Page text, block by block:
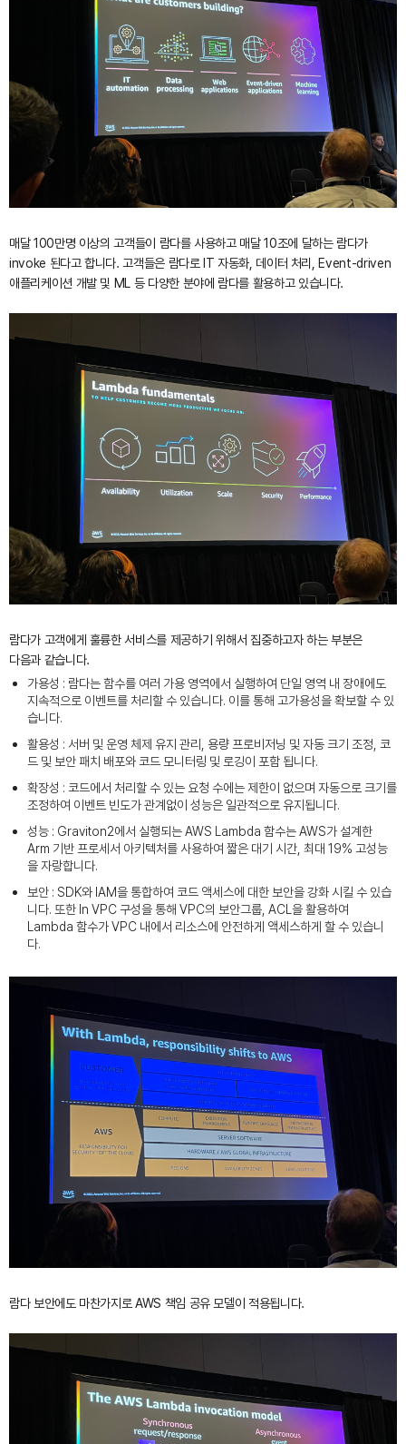
매달 100만명 이상의 고객들이 람다를 사용하고 매달 10조에 달하는 람다가
invoke 된다고 합니다. 고객들은 람다로 IT 자동화, 데이터 처리, Event-driven
애플리케이션 개발 및 ML 등 다양한 분야에 람다를 활용하고 있습니다.
람다가 고객에게 훌륭한 서비스를 제공하기 위해서 집중하고자 하는 부분은
다음과 같습니다.
가용성 : 람다는 함수를 여러 가용 영역에서 실행하여 단일 영역 내 장애에도
지속적으로 이벤트를 처리할 수 있습니다. 이를 통해 고가용성을 확보할 수 있
습니다.
활용성 : 서버 및 운영 체제 유지 관리, 용량 프로비저닝 및 자동 크기 조정, 코
드 및 보안 패치 배포와 코드 모니터링 및 로깅이 포함 됩니다.
확장성 : 코드에서 처리할 수 있는 요청 수에는 제한이 없으며 자동으로 크기를
조정하여 이벤트 빈도가 관계없이 성능은 일관적으로 유지됩니다.
성능 : Graviton2에서 실행되는 AWS Lambda 함수는 AWS가 설계한
Arm 기반 프로세서 아키텍처를 사용하여 짧은 대기 시간, 최대 19% 고성능
을 자랑합니다.
보안 : SDK와 IAM을 통합하여 코드 액세스에 대한 보안을 강화 시킬 수 있습
니다. 또한 In VPC 구성을 통해 VPC의 보안그룹, ACL을 활용하여
Lambda 함수가 VPC 내에서 리소스에 안전하게 액세스하게 할 수 있습니
다.
람다 보안에도 마찬가지로 AWS 책임 공유 모델이 적용됩니다.